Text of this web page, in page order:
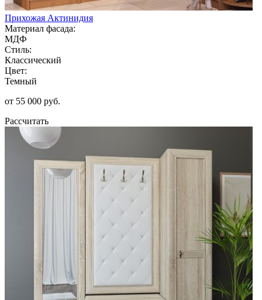
Прихожая Актинидия
Материал фасада:
МДФ
Стиль:
Классический
Цвет:
Темный
от 55 000 руб.
Рассчитать